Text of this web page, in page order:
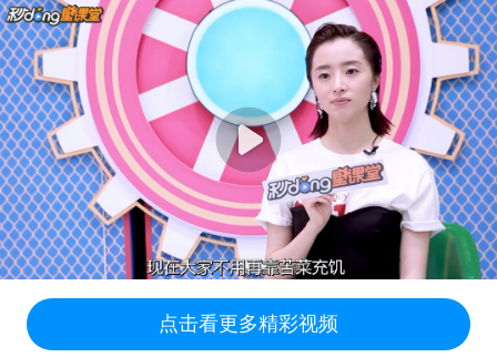
点击看更多精彩视频